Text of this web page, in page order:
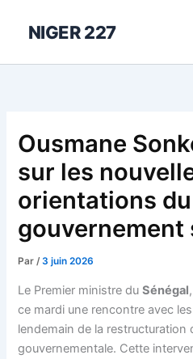
NIGER 227
Ousmane
sur les
orientations du
gouvernement
Par/3 juin 2026
Le Premier ministre duSénégal
ce mardi une rencontre avec
lendemain de la restructuration
gouvernementale. Cette